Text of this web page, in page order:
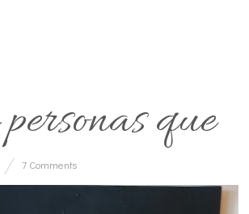
que
7 Comments